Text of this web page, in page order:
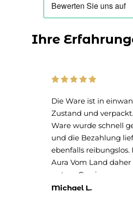
Ihre
Die Ware ist in
Zustand und
Ware wurde schnell
und die Bezahlung
ebenfalls reibungslos.
Aura Vom Land
gutem Gewissen
weiterempfehlen.
Michael L.